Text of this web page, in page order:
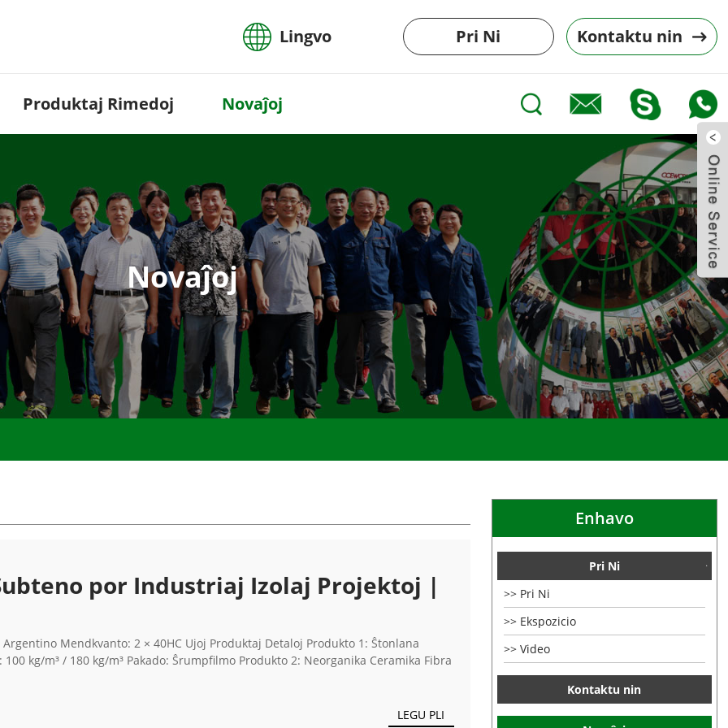
Lingvo Pri Ni Kontaktu nin
Produktaj Rimedoj Novaĵoj
Novaĵoj
Enhavo
Pri Ni
Pri Ni
Ekspozicio
Video
Kontaktu nin
por Industriaj Izolaj Projektoj |
Mendkvanto: 2 × 40HC Ujoj Produktaj Detaloj Produkto 1: Ŝtonlana
kg/m³ / 180 kg/m³ Pakado: Ŝrumpfilmo Produkto 2: Neorganika Ceramika Fibra
LEGU PLI